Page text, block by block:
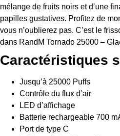
mélange de fruits noirs et d’une
papilles gustatives. Profitez de
vous n’oublierez pas. C’est le
dans RandM Tornado 25000 –
Caractéristiques
Jusqu’à 25000 Puffs
Contrôle du flux d’air
LED d’affichage
Batterie rechargeable 700
Port de type C